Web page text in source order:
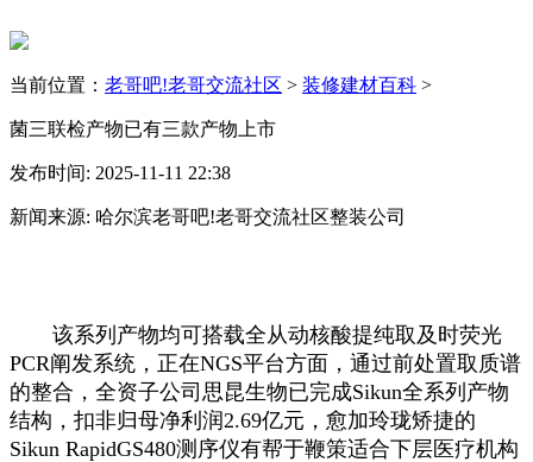
当前位置： 老哥吧!老哥交流社区 > 装修建材百科 >
菌三联检产物已有三款产物上市
发布时间: 2025-11-11 22:38
新闻来源: 哈尔滨老哥吧!老哥交流社区整装公司
该系列产物均可搭载全从动核酸提纯取及时荧光
PCR阐发系统，正在NGS平台方面，通过前处置取质谱
的整合，全资子公司思昆生物已完成Sikun全系列产物
结构，扣非归母净利润2.69亿元，愈加玲珑矫捷的
Sikun RapidGS480测序仪有帮于鞭策适合下层医疗机构